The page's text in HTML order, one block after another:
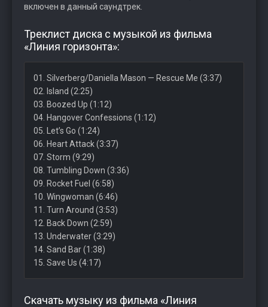
включен в данный саундтрек.
Треклист диска с музыкой из фильма
«Линия горизонта»:
01. Silverberg/Daniella Mason — Rescue Me (3:37)
02. Island (2:25)
03. Boozed Up (1:12)
04. Hangover Confessions (1:12)
05. Let’s Go (1:24)
06. Heart Attack (3:37)
07. Storm (9:29)
08. Tumbling Down (3:36)
09. Rocket Fuel (6:58)
10. Wingwoman (6:46)
11. Turn Around (3:53)
12. Back Down (2:59)
13. Underwater (3:29)
14. Sand Bar (1:38)
15. Save Us (4:17)
Скачать музыку из фильма «Линия